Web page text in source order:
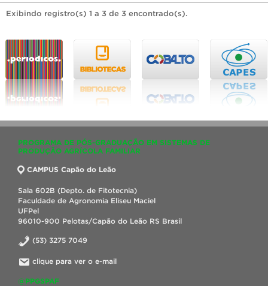
Exibindo registro(s) 1 a 3 de 3 encontrado(s).
PROGRAMA DE PÓS-GRADUAÇÃO EM SISTEMAS DE
PRODUÇÃO AGRÍCOLA FAMILIAR
CAMPUS Capão do Leão
Sala 602B (Depto. de Fitotecnia)
Faculdade de Agronomia Eliseu Maciel
UFPel
96010-900 Pelotas/Capão do Leão RS Brasil
(53) 3275 7049
clique para ver o e-mail
@PPGSPAF